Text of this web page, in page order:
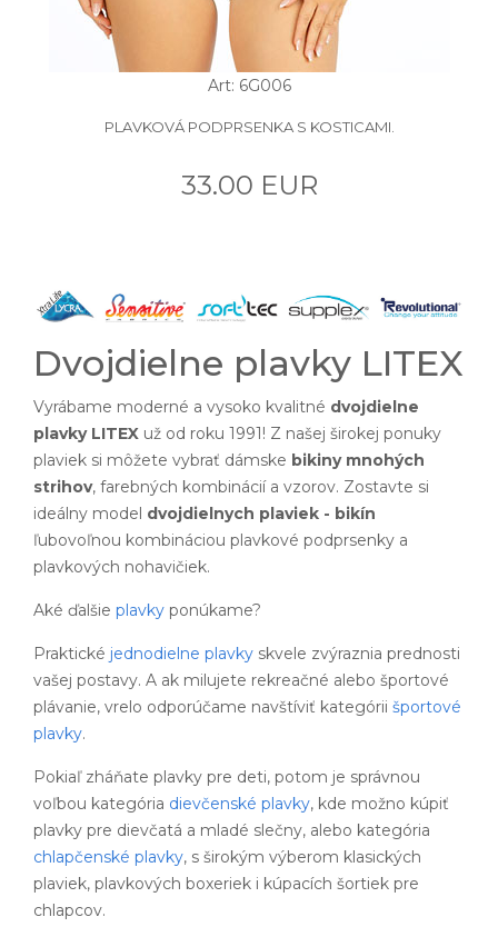
Art: 6G006
PLAVKOVÁ PODPRSENKA S KOSTICAMI.
33.00 EUR
Dvojdielne plavky LITEX
Vyrábame moderné a vysoko kvalitné dvojdielne
plavky LITEX už od roku 1991! Z našej širokej ponuky
plaviek si môžete vybrať dámske bikiny mnohých
strihov, farebných kombinácií a vzorov. Zostavte si
ideálny model dvojdielnych plaviek - bikín
ľubovoľnou kombináciou plavkové podprsenky a
plavkových nohavičiek.
Aké ďalšie plavky ponúkame?
Praktické jednodielne plavky skvele zvýraznia prednosti
vašej postavy. A ak milujete rekreačné alebo športové
plávanie, vrelo odporúčame navštíviť kategórii športové
plavky.
Pokiaľ zháňate plavky pre deti, potom je správnou
voľbou kategória dievčenské plavky, kde možno kúpiť
plavky pre dievčatá a mladé slečny, alebo kategória
chlapčenské plavky, s širokým výberom klasických
plaviek, plavkových boxeriek i kúpacích šortiek pre
chlapcov.